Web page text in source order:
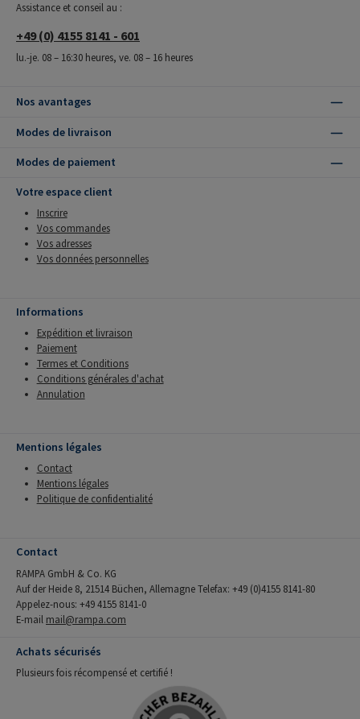
Assistance et conseil au :
+49 (0) 4155 8141 - 601
lu.-je. 08 – 16:30 heures, ve. 08 – 16 heures
Nos avantages
Modes de livraison
Modes de paiement
Votre espace client
Inscrire
Vos commandes
Vos adresses
Vos données personnelles
Informations
Expédition et livraison
Paiement
Termes et Conditions
Conditions générales d'achat
Annulation
Mentions légales
Contact
Mentions légales
Politique de confidentialité
Contact
RAMPA GmbH & Co. KG
Auf der Heide 8, 21514 Büchen, Allemagne Telefax: +49 (0)4155 8141-80
Appelez-nous: +49 4155 8141-0
E-mail mail@rampa.com
Achats sécurisés
Plusieurs fois récompensé et certifié !